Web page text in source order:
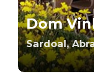
Dom
Sardoal,